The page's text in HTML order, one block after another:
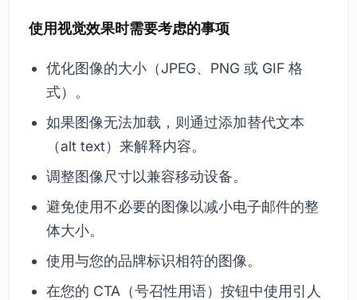
使用视觉效果时需要考虑的事项
优化图像的大小（JPEG、PNG 或 GIF 格
式）。
如果图像无法加载，则通过添加替代文本
（alt text）来解释内容。
调整图像尺寸以兼容移动设备。
避免使用不必要的图像以减小电子邮件的整
体大小。
使用与您的品牌标识相符的图像。
在您的 CTA（号召性用语）按钮中使用引人